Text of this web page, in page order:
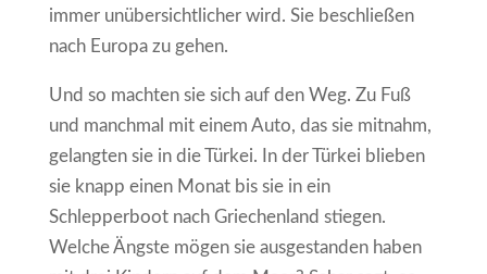
immer unübersichtlicher wird. Sie beschließen
nach Europa zu gehen.
Und so machten sie sich auf den Weg. Zu Fuß
und manchmal mit einem Auto, das sie mitnahm,
gelangten sie in die Türkei. In der Türkei blieben
sie knapp einen Monat bis sie in ein
Schlepperboot nach Griechenland stiegen.
Welche Ängste mögen sie ausgestanden haben